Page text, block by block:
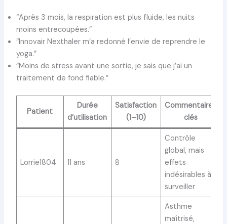
“Après 3 mois, la respiration est plus fluide, les nuits
moins entrecoupées.”
“Innovair Nexthaler m’a redonné l’envie de reprendre le
yoga.”
“Moins de stress avant une sortie, je sais que j’ai un
traitement de fond fiable.”
Patient
Durée
d’utilisation
Satisfaction
(1–10)
Commentaires
clés
Lorrie1804 11 ans 8
Contrôle
global, mais
effets
indésirables à
surveiller
Asthme
maîtrisé,